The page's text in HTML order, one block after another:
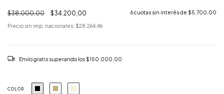
$38.000,00 $34.200,00 6cuotas sin interés de $5.700,00
Precio sin imp. nacionales: $28.264,46
Envío gratis superando los $150.000,00
COLOR